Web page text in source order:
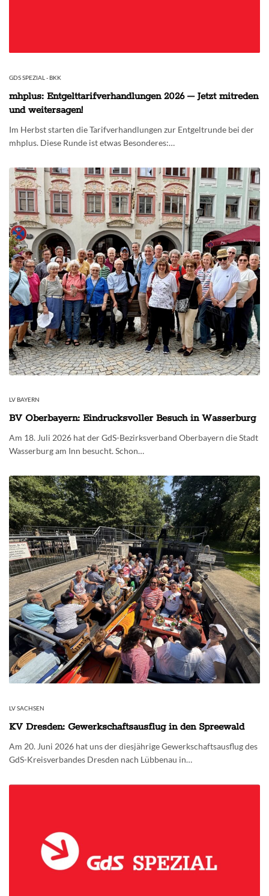
GDS SPEZIAL - BKK
mhplus: Entgelttarifverhandlungen 2026 – Jetzt mitreden
und weitersagen!
Im Herbst starten die Tarifverhandlungen zur Entgeltrunde bei der
mhplus. Diese Runde ist etwas Besonderes:…
LV BAYERN
BV Oberbayern: Eindrucksvoller Besuch in Wasserburg
Am 18. Juli 2026 hat der GdS-Bezirksverband Oberbayern die Stadt
Wasserburg am Inn besucht. Schon…
LV SACHSEN
KV Dresden: Gewerkschaftsausflug in den Spreewald
Am 20. Juni 2026 hat uns der diesjährige Gewerkschaftsausflug des
GdS-Kreisverbandes Dresden nach Lübbenau in…